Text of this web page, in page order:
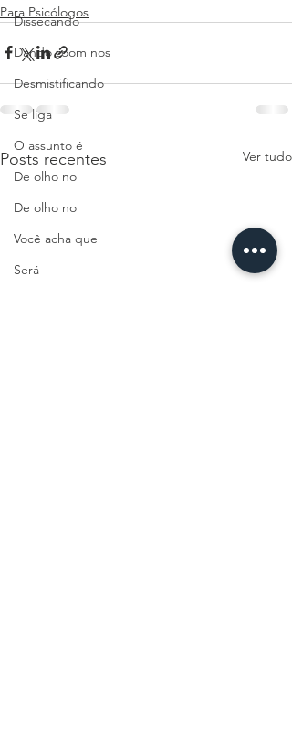
Dissecando
Dando zoom nos
Desmistificando
Se liga
O assunto é
De olho no
De olho no
Você acha que
Será
Para Psicólogos
Posts recentes Ver tudo